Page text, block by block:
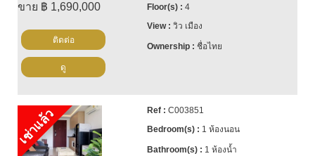
ขาย ฿ 1,690,000
4
วิว เมือง
ชื่อไทย
ติดต่อ
ดู
เช่าแล้ว
C003851
1 ห้องนอน
1 ห้องน้ำ